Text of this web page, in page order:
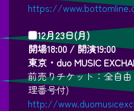
https://
■12月23日(月)
開場18:00 / 開演19:00
東京・duo MUSIC
前売りチケット：全自
理番号付)
http://